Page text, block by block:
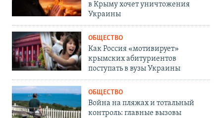
в Крыму хочет уничтожения
Украины
ОБЩЕСТВО
Как Россия «мотивирует»
крымских абитуриентов
поступать в вузы Украины
ОБЩЕСТВО
Война на пляжах и тотальный
контроль: главные вызовы